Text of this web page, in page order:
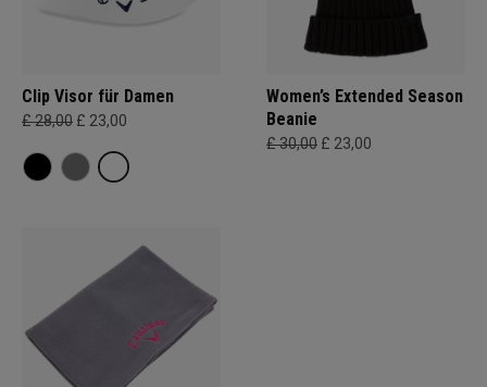
Clip Visor für Damen
£ 28,00 £ 23,00
Women’s Extended Season
Beanie
£ 30,00 £ 23,00